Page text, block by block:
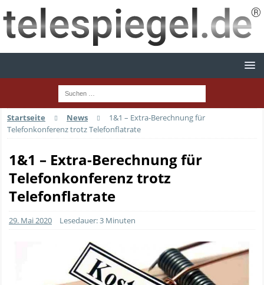
Startseite News
1&1 – Extra-Berechnung für
Telefonkonferenz trotz Telefonflatrate
1&1 – Extra-Berechnung für
Telefonkonferenz trotz
Telefonflatrate
29. Mai 2020 Lesedauer: 3 Minuten